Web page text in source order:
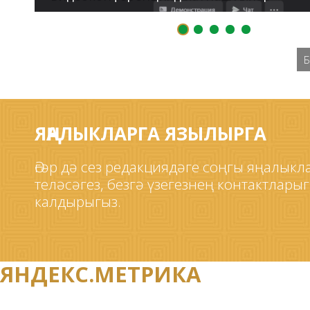
ЯҢАЛЫКЛАРГА ЯЗЫЛЫРГА
Әгәр дә сез редакциядәге соңгы
теләсәгез, безгә үзегезнең
калдырыгыз.
ЯНДЕКС.МЕТРИКА